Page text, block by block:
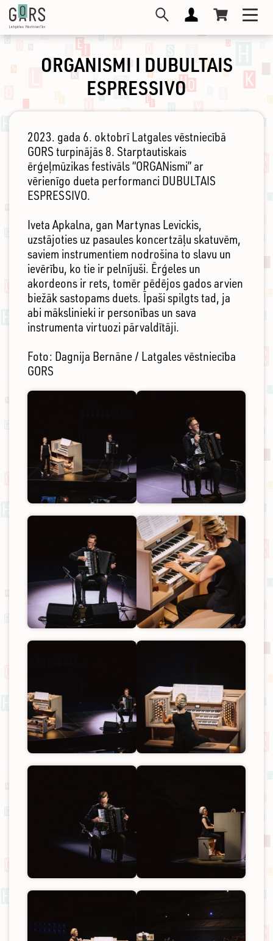
Pārlekt
galveno
saturu
ORGANISMI I DUBULTAIS
ESPRESSIVO
2023. gada 6. oktobrī Latgales vēstniecībā
GORS turpinājās 8. Starptautiskais
ērģeļmūzikas festivāls “ORGANismi” ar
vērienīgo dueta performanci DUBULTAIS
ESPRESSIVO.
Iveta Apkalna, gan Martynas Levickis,
uzstājoties uz pasaules koncertzāļu skatuvēm,
saviem instrumentiem nodrošina to slavu un
ievērību, ko tie ir pelnījuši. Ērģeles un
akordeons ir rets, tomēr pēdējos gados arvien
biežāk sastopams duets. Īpaši spilgts tad, ja
abi mākslinieki ir personības un sava
instrumenta virtuozi pārvaldītāji.
Foto: Dagnija Bernāne / Latgales vēstniecība
GORS